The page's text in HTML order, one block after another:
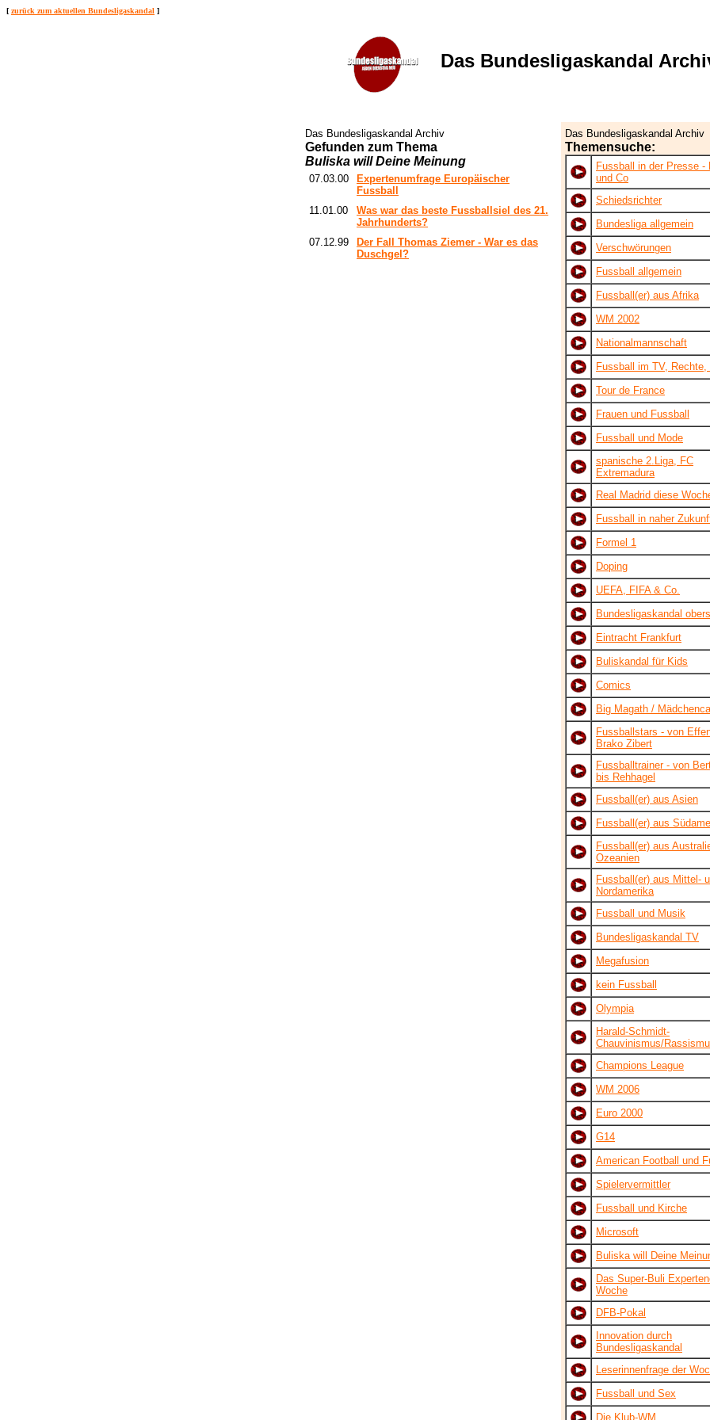
[ zurück zum aktuellen Bundesligaskandal ]
Das Bundesligaskandal
Das Bundesligaskandal Archiv
Gefunden zum Thema
Buliska will Deine Meinung
07.03.00
Expertenumfrage Europäischer
Fussball
11.01.00
Was war das beste Fussballsiel des 21.
Jahrhunderts?
07.12.99
Der Fall Thomas Ziemer - War es das
Duschgel?
Das Bundesligaskandal Archiv
Themensuche:
Fussball in der Presse -
und Co
Schiedsrichter
Bundesliga allgemein
Verschwörungen
Fussball allgemein
Fussball(er) aus Afrika
WM 2002
Nationalmannschaft
Fussball im TV, Rechte,
Tour de France
Frauen und Fussball
Fussball und Mode
spanische 2.Liga, FC
Extremadura
Real Madrid diese
Fussball in naher
Formel 1
Doping
UEFA, FIFA & Co.
Bundesligaskandal
Eintracht Frankfurt
Buliskandal für Kids
Comics
Big Magath /
Fussballstars - von
Brako Zibert
Fussballtrainer - von
bis Rehhagel
Fussball(er) aus Asien
Fussball(er) aus
Fussball(er) aus
Ozeanien
Fussball(er) aus Mittel-
Nordamerika
Fussball und Musik
Bundesligaskandal TV
Megafusion
kein Fussball
Olympia
Harald-Schmidt-
Chauvinismus/
Champions League
WM 2006
Euro 2000
G14
American Football und
Spielervermittler
Fussball und Kirche
Microsoft
Buliska will Deine
Das Super-Buli
Woche
DFB-Pokal
Innovation durch
Bundesligaskandal
Leserinnenfrage der
Fussball und Sex
Die Klub-WM